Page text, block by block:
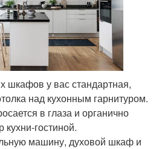
шкафов у вас стандартная,
над кухонным гарнитуром.
в глаза и органично
кухни-гостиной.
машину, духовой шкаф и